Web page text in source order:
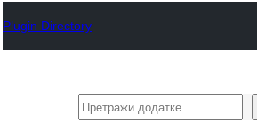
Plugin Directory
Претрага